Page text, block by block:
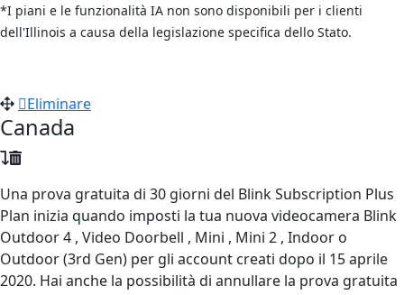
*I piani e le funzionalità IA non sono disponibili per i clienti
dell'Illinois a causa della legislazione specifica dello Stato.
Eliminare
Canada
Una prova gratuita di 30 giorni del Blink Subscription Plus
Plan inizia quando imposti la tua nuova videocamera Blink
Outdoor 4 , Video Doorbell , Mini , Mini 2 , Indoor o
Outdoor (3rd Gen) per gli account creati dopo il 15 aprile
2020. Hai anche la possibilità di annullare la prova gratuita